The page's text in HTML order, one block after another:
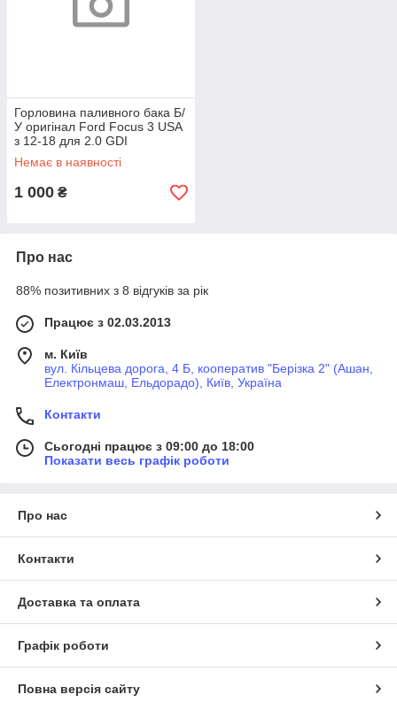
Горловина паливного бака Б/
У оригінал Ford Focus 3 USA
з 12-18 для 2.0 GDI
Немає в наявності
1 000 ₴
Про нас
88% позитивних з 8 відгуків за рік
Працює з 02.03.2013
м. Київ
вул. Кільцева дорога, 4 Б, кооператив "Берізка 2" (Ашан,
Електронмаш, Ельдорадо), Київ, Україна
Контакти
Сьогодні працює з 09:00 до 18:00
Показати весь графік роботи
Про нас
Контакти
Доставка та оплата
Графік роботи
Повна версія сайту